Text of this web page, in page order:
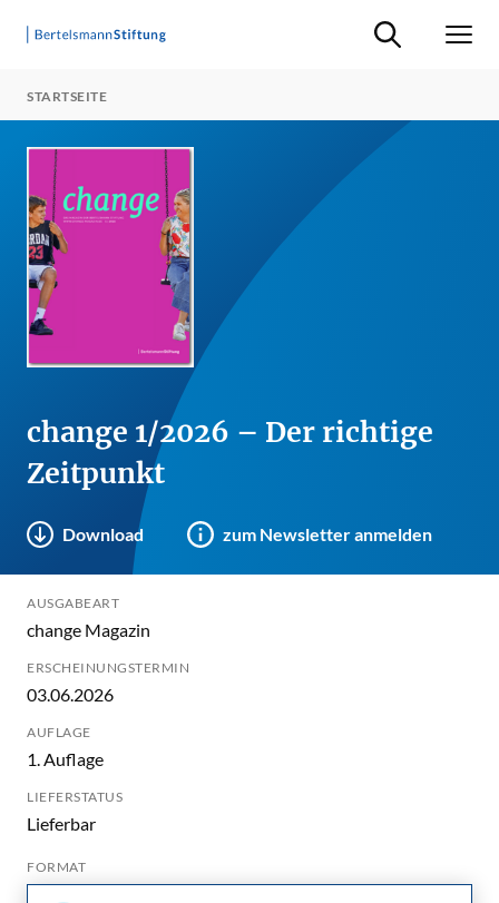
Suche ein-/
STARTSEITE
change 1/2026 – Der richtige
Zeitpunkt
Download zum Newsletter anmelden
AUSGABEART
change Magazin
ERSCHEINUNGSTERMIN
03.06.2026
AUFLAGE
1. Auflage
LIEFERSTATUS
Lieferbar
FORMAT